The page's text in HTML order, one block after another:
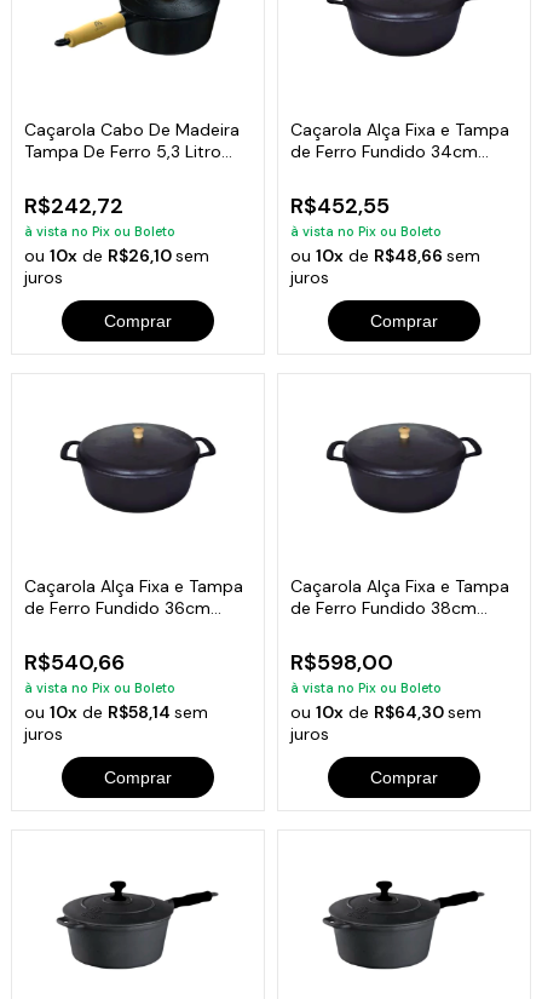
Caçarola Cabo De Madeira
Tampa De Ferro 5,3 Litro
R$242,72
à vista no Pix ou Boleto
ou10x de R$26,10sem
juros
Comprar
Caçarola Alça Fixa e Tampa
de Ferro Fundido 34cm
R$452,55
à vista no Pix ou Boleto
ou 10xde R$48,66 sem
juros
Comprar
Caçarola Alça Fixa e Tampa
de Ferro Fundido 36cm
R$540,66
à vista no Pix ou Boleto
ou10x de R$58,14sem
juros
Comprar
Caçarola Alça Fixa e Tampa
de Ferro Fundido 38cm
R$598,00
à vista no Pix ou Boleto
ou 10xde R$64,30sem
juros
Comprar